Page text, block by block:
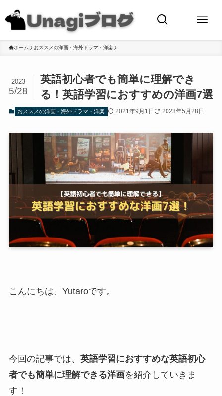
ホーム おススメの洋画・海外ドラマ・洋楽
英語初心者でも簡単に理解でき
る！英語学習におすすめの洋画7選
2023
5/28
おススメの洋画・海外ドラマ・洋楽 2021年9月1日 2023年5月28日
こんにちは、Yutaroです。
今回の記事では、 英語学習におすすめな英語初心
者でも簡単に理解できる洋画を紹介していきま
す！